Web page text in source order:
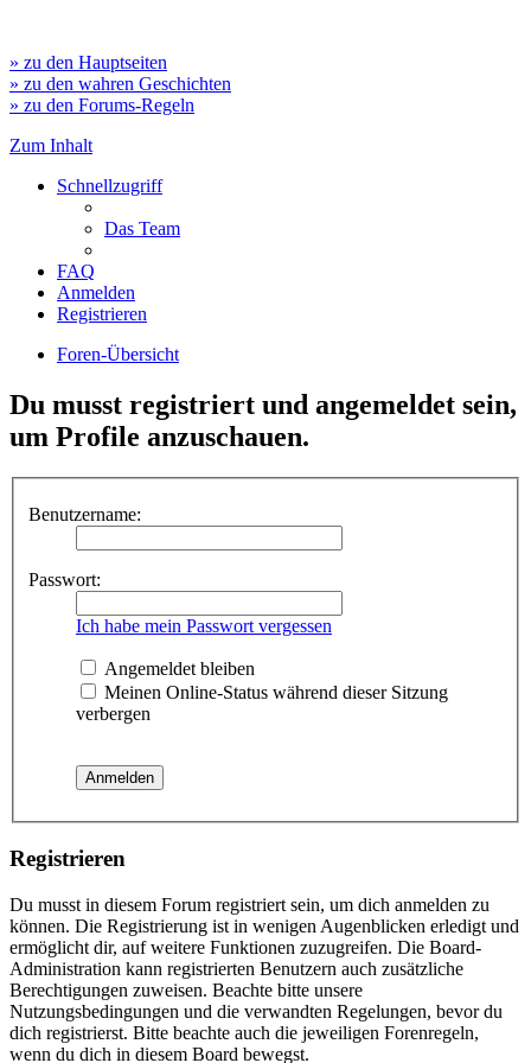
» zu den Hauptseiten
» zu den wahren Geschichten
» zu den Forums-Regeln
Zum Inhalt
Schnellzugriff
Das Team
FAQ
Anmelden
Registrieren
Foren-Übersicht
Du musst registriert und angemeldet sein,
um Profile anzuschauen.
Benutzername:
Passwort:
Ich habe mein Passwort vergessen
Angemeldet bleiben
Meinen Online-Status während dieser Sitzung
verbergen
Registrieren
Du musst in diesem Forum registriert sein, um dich anmelden zu
können. Die Registrierung ist in wenigen Augenblicken erledigt und
ermöglicht dir, auf weitere Funktionen zuzugreifen. Die Board-
Administration kann registrierten Benutzern auch zusätzliche
Berechtigungen zuweisen. Beachte bitte unsere
Nutzungsbedingungen und die verwandten Regelungen, bevor du
dich registrierst. Bitte beachte auch die jeweiligen Forenregeln,
wenn du dich in diesem Board bewegst.